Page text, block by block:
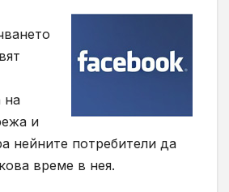
на
и
нейните потребители да
време в нея.